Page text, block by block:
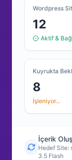
Wordpress
12
Aktif &
Kuyrukta
8
İşleniyor...
İçerik
Hedef Site:
3.5 Flash